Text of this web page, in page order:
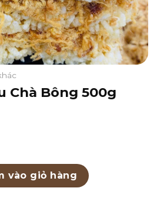
Chà Bông 500g
500g số lượng
vào giỏ hàng